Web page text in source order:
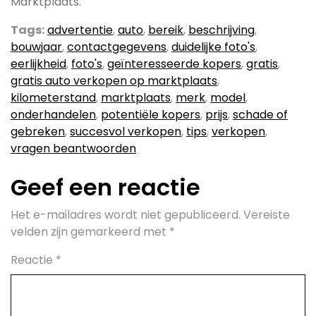
Tags:advertentie,auto, bereik, beschrijving,
bouwjaar,contactgegevens,duidelijke foto's,
eerlijkheid, foto's,geïnteresseerde kopers,gratis,
gratis auto verkopen op marktplaats,
kilometerstand, marktplaats, merk, model,
onderhandelen, potentiële kopers, prijs,schade of
gebreken,succesvol verkopen, tips,verkopen,
vragen beantwoorden
Geef een reactie
Het e-mailadres wordt niet gepubliceerd. Vereiste
velden zijn gemarkeerd met *
Reactie *